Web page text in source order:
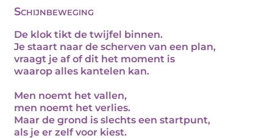
Schijnbeweging
De klok tikt de twijfel binnen.
Je staart naar de scherven van een plan,
vraagt je af of dit het moment is
waarop alles kantelen kan.
Men noemt het vallen,
men noemt het verlies.
Maar de grond is slechts een startpunt,
als je er zelf voor kiest.